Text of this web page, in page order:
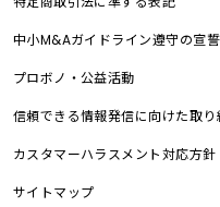
中小M&Aガイドライン遵守の宣誓
プロボノ・公益活動
信頼できる情報発信に向けた取り
カスタマーハラスメント対応方針
サイトマップ